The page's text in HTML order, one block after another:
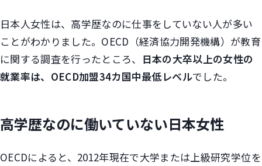
日本人女性は、高学歴なのに仕事をしていない人が多い
ことがわかりました。OECD（経済協力開発機構）が教育
に関する調査を行ったところ、 日本の大卒以上の女性の
就業率は、OECD加盟34カ国中最低レベルでした。
高学歴なのに働いていない日本女性
OECDによると、2012年現在で大学または上級研究学位を